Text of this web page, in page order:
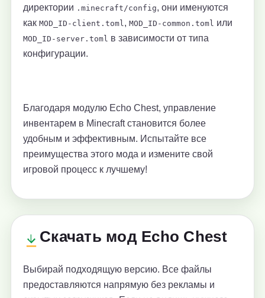
директории .minecraft/config, они именуются
как MOD_ID-client.toml , MOD_ID-common.toml или
MOD_ID-server.toml в зависимости от типа
конфигурации.
Благодаря модулю Echo Chest, управление
инвентарем в Minecraft становится более
удобным и эффективным. Испытайте все
преимущества этого мода и измените свой
игровой процесс к лучшему!
Скачать мод Echo Chest
Выбирай подходящую версию. Все файлы
предоставляются напрямую без рекламы и